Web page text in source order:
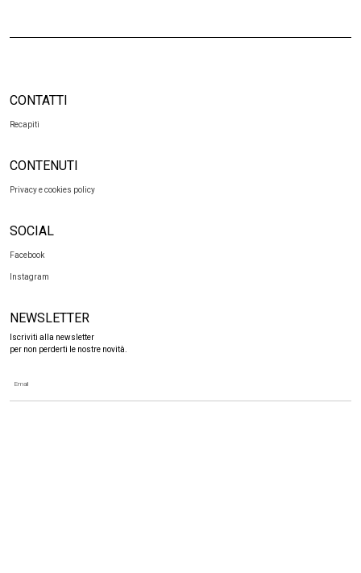
CONTATTI
CONTENUTI
Privacy e cookies policy
SOCIAL
Facebook
NEWSLETTER
Iscriviti alla newsletter